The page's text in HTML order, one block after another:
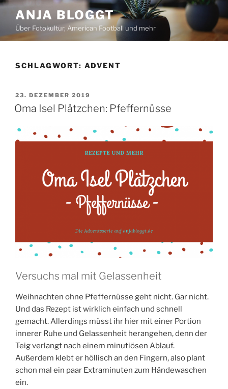
Zum
Inhalt
springen
ANJA BLOGGT
Über Fotokultur, American Football und mehr
SCHLAGWORT: ADVENT
VERÖFFENTLICHT
AM
23. DEZEMBER 2019
Oma Isel Plätzchen: Pfeffernüsse
Versuchs mal mit Gelassenheit
Weihnachten ohne Pfeffernüsse geht nicht. Gar nicht.
Und das Rezept ist wirklich einfach und schnell
gemacht. Allerdings müsst ihr hier mit einer Portion
innerer Ruhe und Gelassenheit herangehen, denn der
Teig verlangt nach einem minutiösen Ablauf.
Außerdem klebt er höllisch an den Fingern, also plant
schon mal ein paar Extraminuten zum Händewaschen
ein.